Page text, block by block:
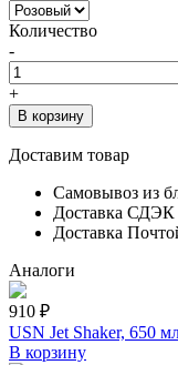
Количество
-
+
В корзину
Доставим товар
Самовывоз из
Доставка СДЭК
Доставка
Аналоги
910 ₽
USN Jet Shaker, 650
В корзину